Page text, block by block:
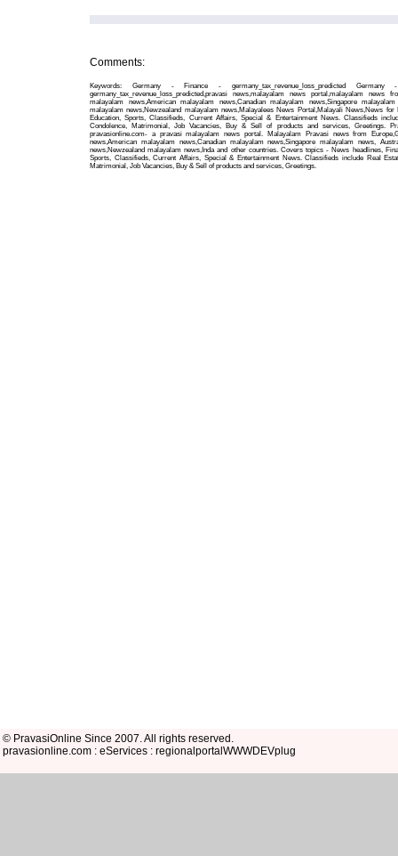
Comments:
Keywords: Germany - Finance - germany_tax_revenue_loss_predicted
germany_tax_revenue_loss_predicted,pravasi news,malayalam news portal,malayalam news
malayalam news,American malayalam news,Canadian malayalam news,Singapore malayalam
malayalam news,Newzealand malayalam news,Malayalees News Portal,Malayali News,News for
Education, Sports, Classifieds, Current Affairs, Special & Entertainment News. Classifieds
Condolence, Matrimonial, Job Vacancies, Buy & Sell of products and services, Greetings.
pravasionline.com- a pravasi malayalam news portal. Malayalam Pravasi news from
news,American malayalam news,Canadian malayalam news,Singapore malayalam news,
news,Newzealand malayalam news,Inda and other countries. Covers topics - News headlines,
Sports, Classifieds, Current Affairs, Special & Entertainment News. Classifieds include Real
Matrimonial, Job Vacancies, Buy & Sell of products and services, Greetings.
© PravasiOnline Since 2007. All rights reserved.
pravasionline.com : eServices : regionalportalWWWDEVplug